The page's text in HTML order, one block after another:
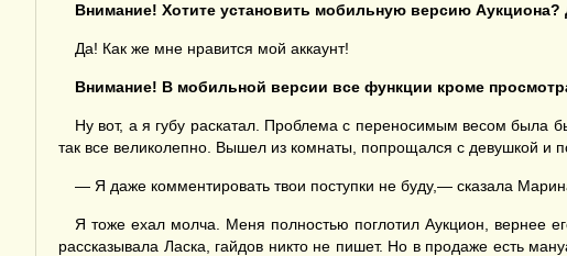
Внимание! Хотите установить мобильную версию Аукциона?
Да! Как же мне нравится мой аккаунт!
Внимание! В мобильной версии все функции кроме
Ну вот, а я губу раскатал. Проблема с переносимым весом была
так все великолепно. Вышел из комнаты, попрощался с девушкой и
— Я даже комментировать твои поступки не буду,— сказала
Я тоже ехал молча. Меня полностью поглотил Аукцион, вернее
рассказывала Ласка, гайдов никто не пишет. Но в продаже есть